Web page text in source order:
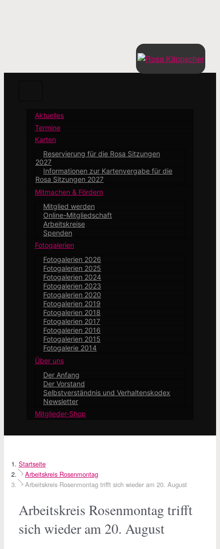
Aktuelles
Termine
Karten
Reservierung für die Rosa Sitzungen
2027
Informationen zur Kartenvergabe für die
Rosa Sitzungen 2027
Mitmachen & Fördern
Mitglied werden
Online-Mitgliedschaft
Arbeitskreise
Spenden
Fotogalerien
Fotogalerien 2026
Fotogalerien 2025
Fotogalerien 2024
Fotogalerien 2023
Fotogalerien 2020
Fotogalerien 2019
Fotogalerien 2018
Fotogalerien 2017
Fotogalerien 2016
Fotogalerien 2015
Fotogalerie 2014
Über uns
Der Anfang
Der Vorstand
Selbstverständnis und Verhaltenskodex
Newsletter
Mitglieder-Shop
Startseite
Arbeitskreis Rosenmontag
Arbeitskreis Rosenmontag trifft sich wieder am 20. August
Arbeitskreis Rosenmontag trifft
sich wieder am 20. August